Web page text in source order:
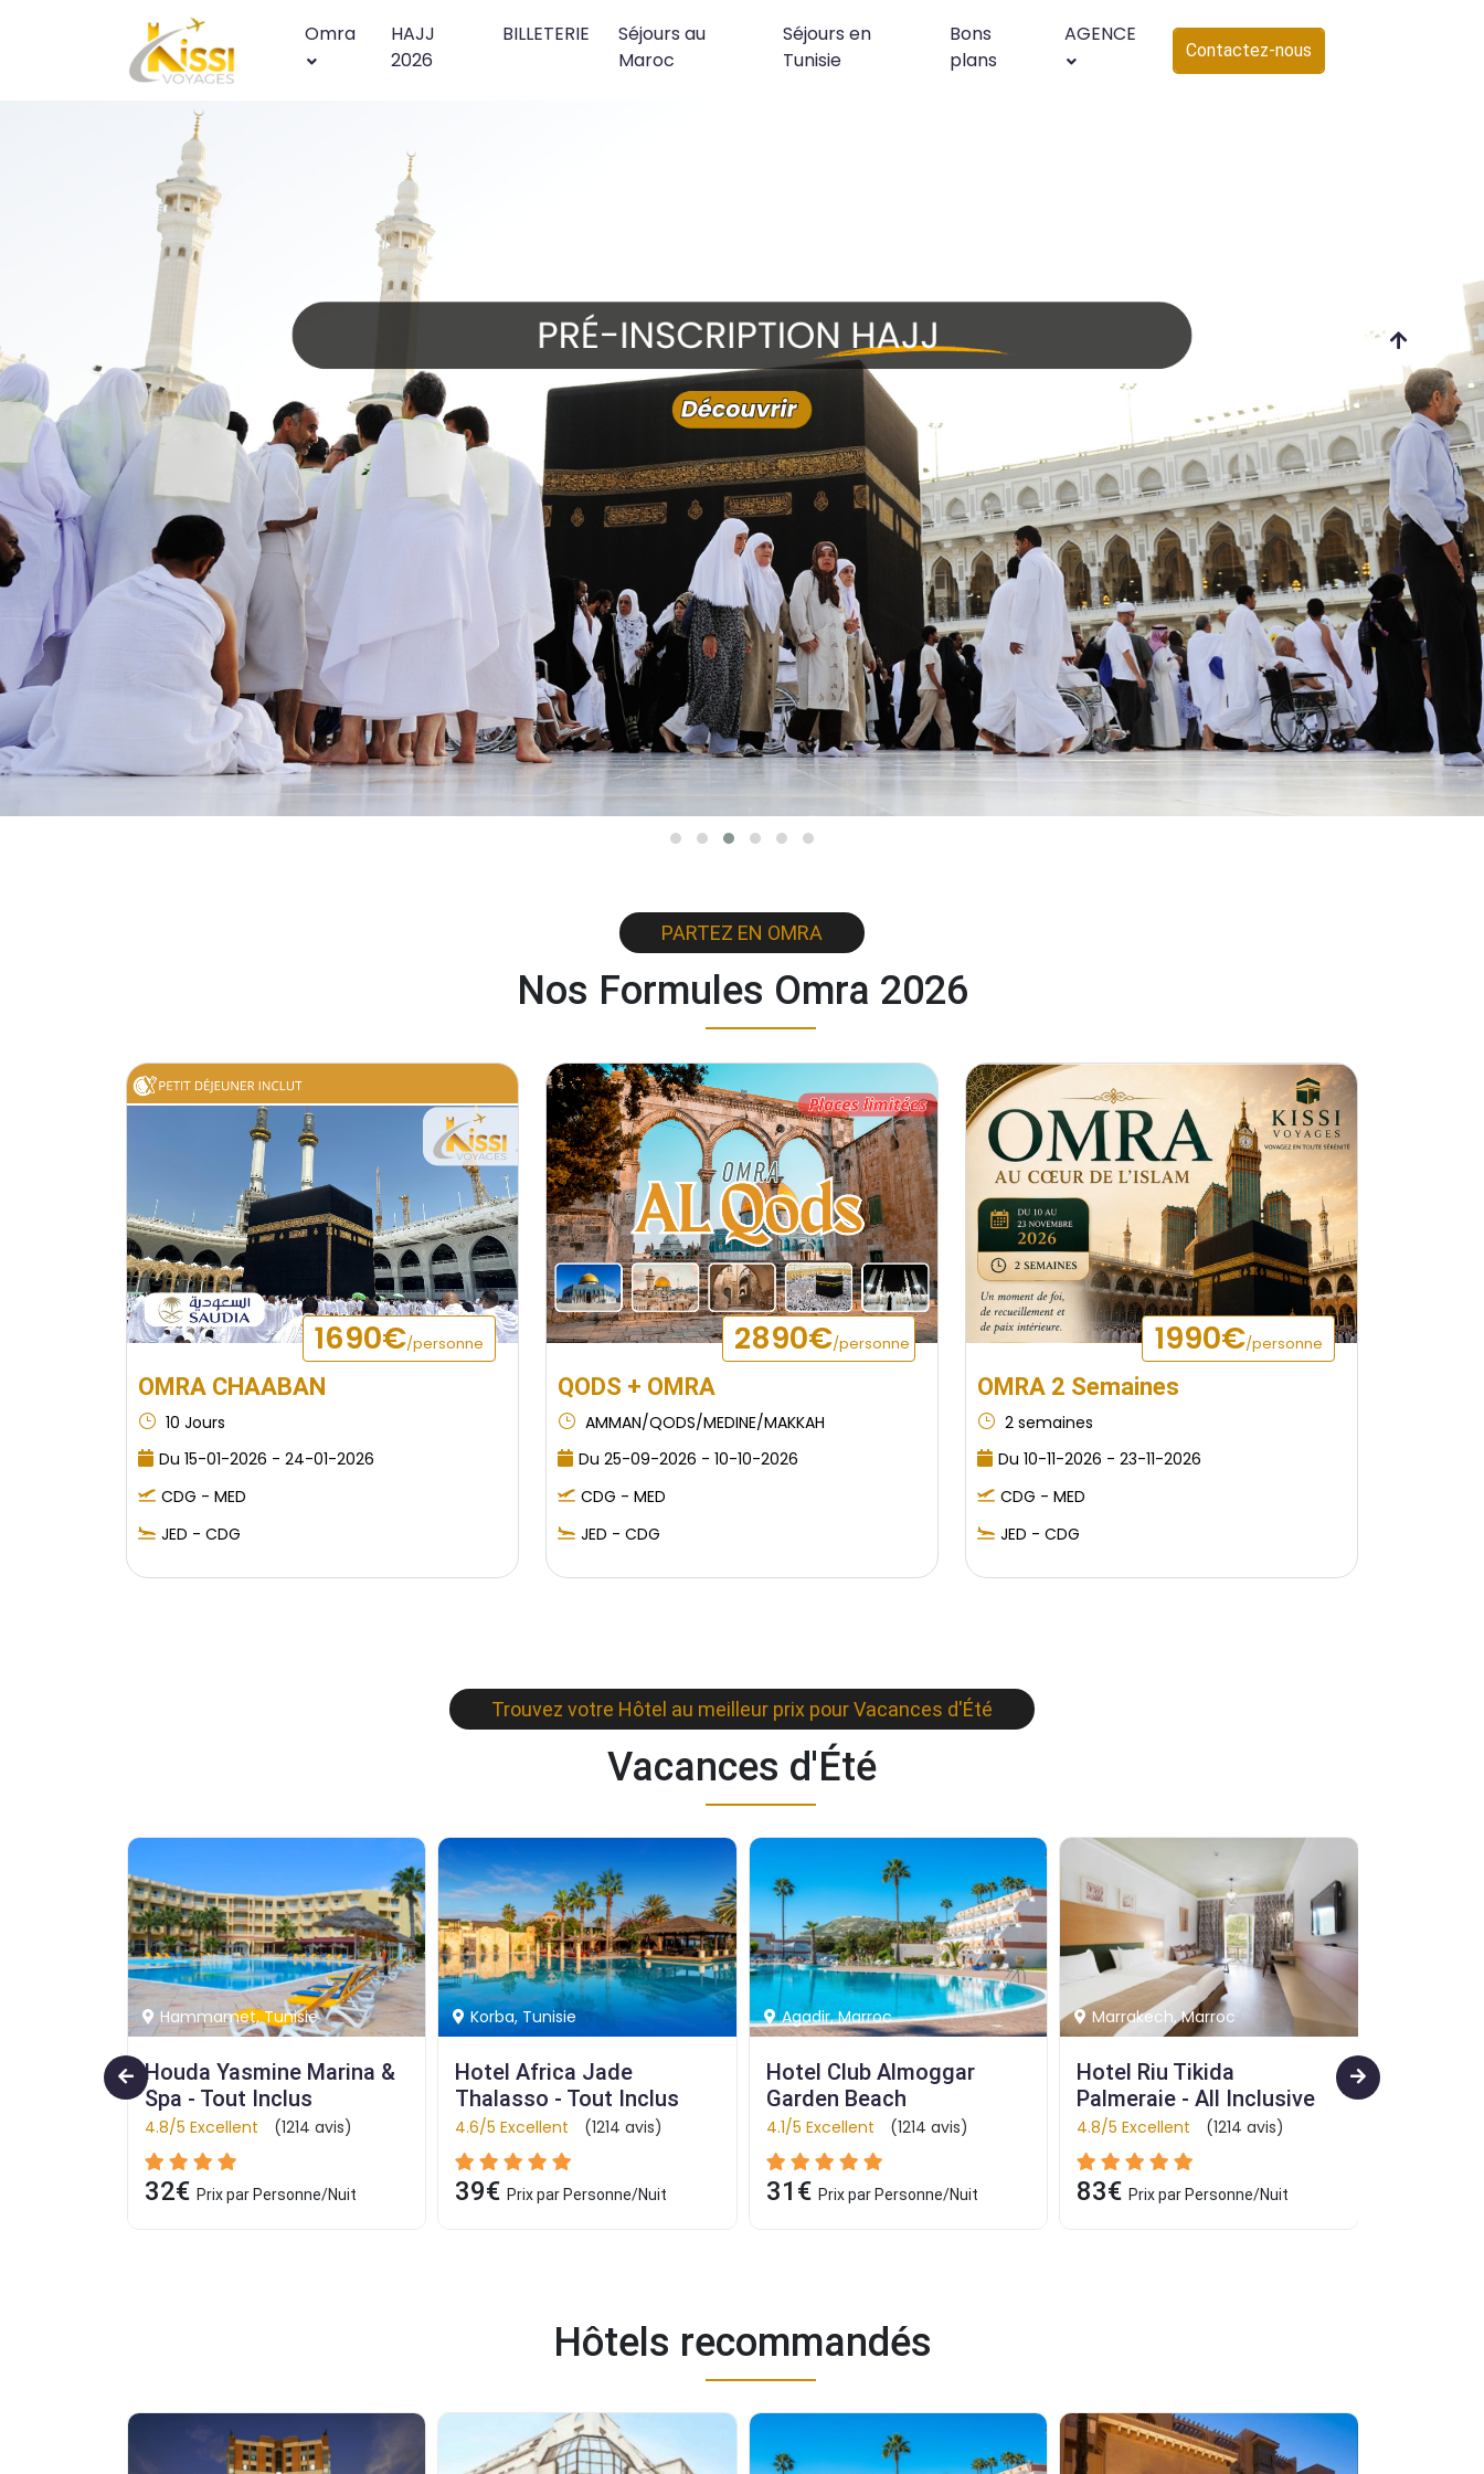
Omra
HAJJ
2026
BILLETERIE
Séjours au
Maroc
Séjours en
Tunisie
Bons
plans
AGENCE
Contactez-nous
PARTEZ EN OMRA
Nos Formules Omra 2026
1690€/personne
OMRA CHAABAN
10 Jours
Du 15-01-2026 - 24-01-2026
CDG - MED
JED - CDG
2890€/personne
QODS + OMRA
AMMAN/QODS/MEDINE/MAKKAH
Du 25-09-2026 - 10-10-2026
CDG - MED
JED - CDG
1990€/personne
OMRA 2 Semaines
2 semaines
Du 10-11-2026 - 23-11-2026
CDG - MED
JED - CDG
Trouvez votre Hôtel au meilleur prix pour Vacances d'Été
Vacances d'Été
Korba, Tunisie
Hotel Africa Jade
Thalasso - Tout Inclus
4.6/5 Excellent (1214 avis)
39€ Prix par Personne/Nuit
Agadir, Marroc
Hotel Club Almoggar
Garden Beach
4.1/5 Excellent (1214 avis)
31€ Prix par Personne/Nuit
Marrakech, Marroc
Hotel Riu Tikida
Palmeraie - All Inclusive
4.8/5 Excellent (1214 avis)
83€ Prix par Personne/Nuit
Hammamet, Tunisie
Houda Yasmine Marina &
Spa - Tout Inclus
4.8/5 Excellent (1214 avis)
32€ Prix par Personne/Nuit
Hôtels recommandés